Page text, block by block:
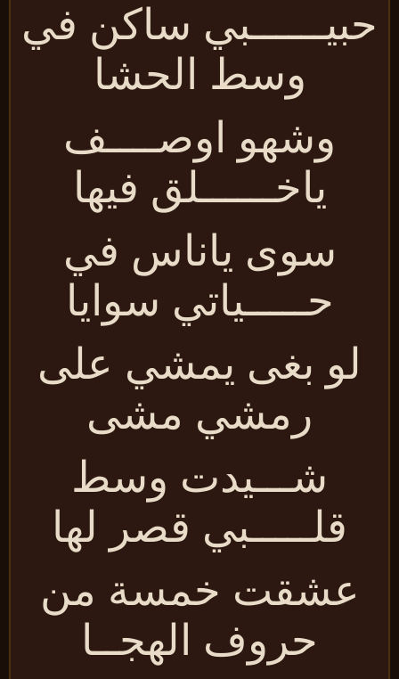
ساكن في
وسط الحشا
وشهو اوصــــف
ياخــــــلق فيها
سوى ياناس في
حـــــياتي سوايا
و بغى يمشي على
رمشي مشى
شـــيدت وسط
قلـــــبي قصر لها
عشقت خمسة من
حروف الهجــا